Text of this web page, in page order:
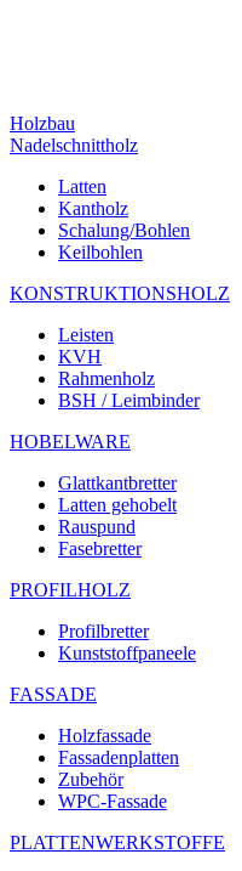
Holzbau
Nadelschnittholz
Latten
Kantholz
Schalung/Bohlen
Keilbohlen
KONSTRUKTIONSHOLZ
Leisten
KVH
Rahmenholz
BSH / Leimbinder
HOBELWARE
Glattkantbretter
Latten gehobelt
Rauspund
Fasebretter
PROFILHOLZ
Profilbretter
Kunststoffpaneele
FASSADE
Holzfassade
Fassadenplatten
Zubehör
WPC-Fassade
PLATTENWERKSTOFFE